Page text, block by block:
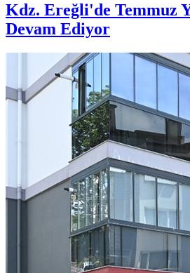
Kdz. Ereğli'de Temmuz
Devam Ediyor